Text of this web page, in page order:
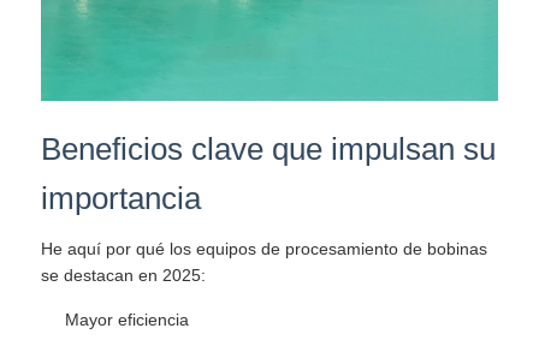
Beneficios clave que impulsan su
importancia
He aquí por qué los equipos de procesamiento de bobinas
se destacan en 2025:
Mayor eficiencia